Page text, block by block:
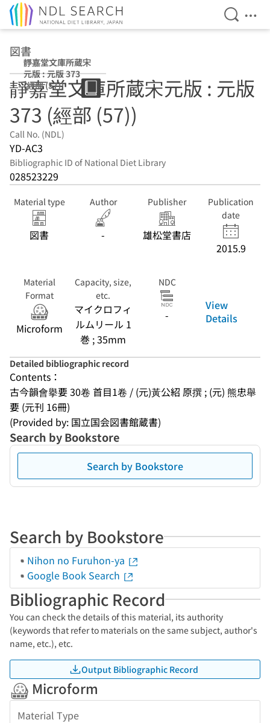
Open
図書
靜嘉堂文庫所蔵宋
元版 : 元版 373
(經部 (57))
靜嘉堂文庫所蔵宋元版 : 元版
373 (經部 (57))
Call No. (NDL)
YD-AC3
Bibliographic ID of National Diet Library
028523229
Material type
図書
Author
-
Publisher
雄松堂書店
Publication
date
2015.9
Material
Format
Microform
Capacity, size,
etc.
マイクロフィ
ルムリール 1
巻 ; 35mm
NDC
-
View
Details
Detailed bibliographic record
Contents：
古今韻會擧要 30卷 首目1卷 / (元)黃公紹 原撰 ; (元) 熊忠舉
要 (元刊 16冊)
(Provided by: 国立国会図書館蔵書)
Search by Bookstore
Search by Bookstore
Search by Bookstore
Nihon no Furuhon-ya
Google Book Search
Bibliographic Record
You can check the details of this material, its authority
(keywords that refer to materials on the same subject, author's
name, etc.), etc.
Output Bibliographic Record
Microform
Material Type